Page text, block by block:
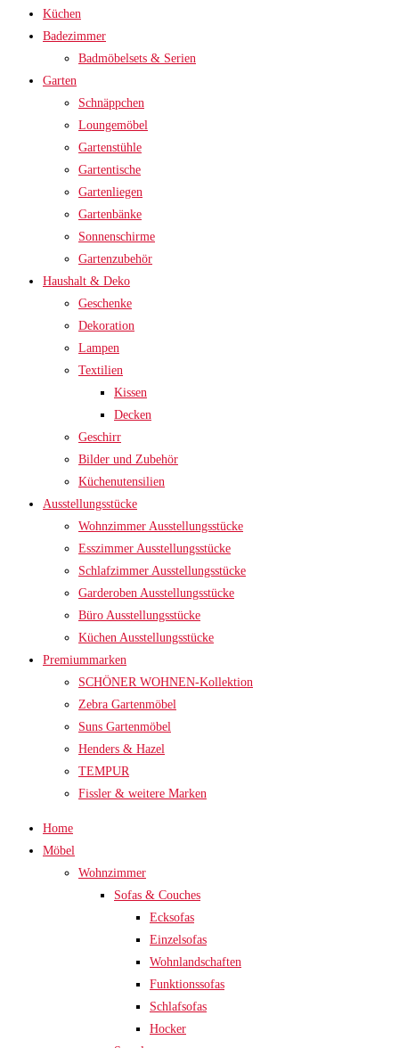
Küchen
Badezimmer
Badmöbelsets & Serien
Garten
Schnäppchen
Loungemöbel
Gartenstühle
Gartentische
Gartenliegen
Gartenbänke
Sonnenschirme
Gartenzubehör
Haushalt & Deko
Geschenke
Dekoration
Lampen
Textilien
Kissen
Decken
Geschirr
Bilder und Zubehör
Küchenutensilien
Ausstellungsstücke
Wohnzimmer Ausstellungsstücke
Esszimmer Ausstellungsstücke
Schlafzimmer Ausstellungsstücke
Garderoben Ausstellungsstücke
Büro Ausstellungsstücke
Küchen Ausstellungsstücke
Premiummarken
SCHÖNER WOHNEN-Kollektion
Zebra Gartenmöbel
Suns Gartenmöbel
Henders & Hazel
TEMPUR
Fissler & weitere Marken
Home
Möbel
Wohnzimmer
Sofas & Couches
Ecksofas
Einzelsofas
Wohnlandschaften
Funktionssofas
Schlafsofas
Hocker